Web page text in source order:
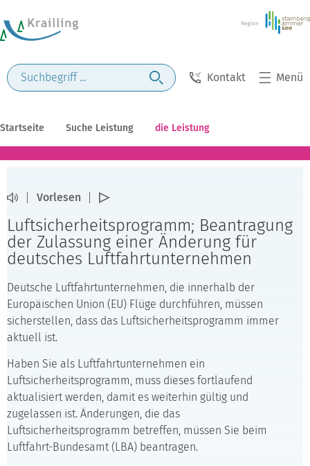
Kontakt Menü
Startseite Suche Leistung die Leistung
Vorlesen
Luftsicherheitsprogramm; Beantragung
der Zulassung einer Änderung für
deutsches Luftfahrtunternehmen
Deutsche Luftfahrtunternehmen, die innerhalb der
Europäischen Union (EU) Flüge durchführen, müssen
sicherstellen, dass das Luftsicherheitsprogramm immer
aktuell ist.
Haben Sie als Luftfahrtunternehmen ein
Luftsicherheitsprogramm, muss dieses fortlaufend
aktualisiert werden, damit es weiterhin gültig und
zugelassen ist. Änderungen, die das
Luftsicherheitsprogramm betreffen, müssen Sie beim
Luftfahrt-Bundesamt (LBA) beantragen.